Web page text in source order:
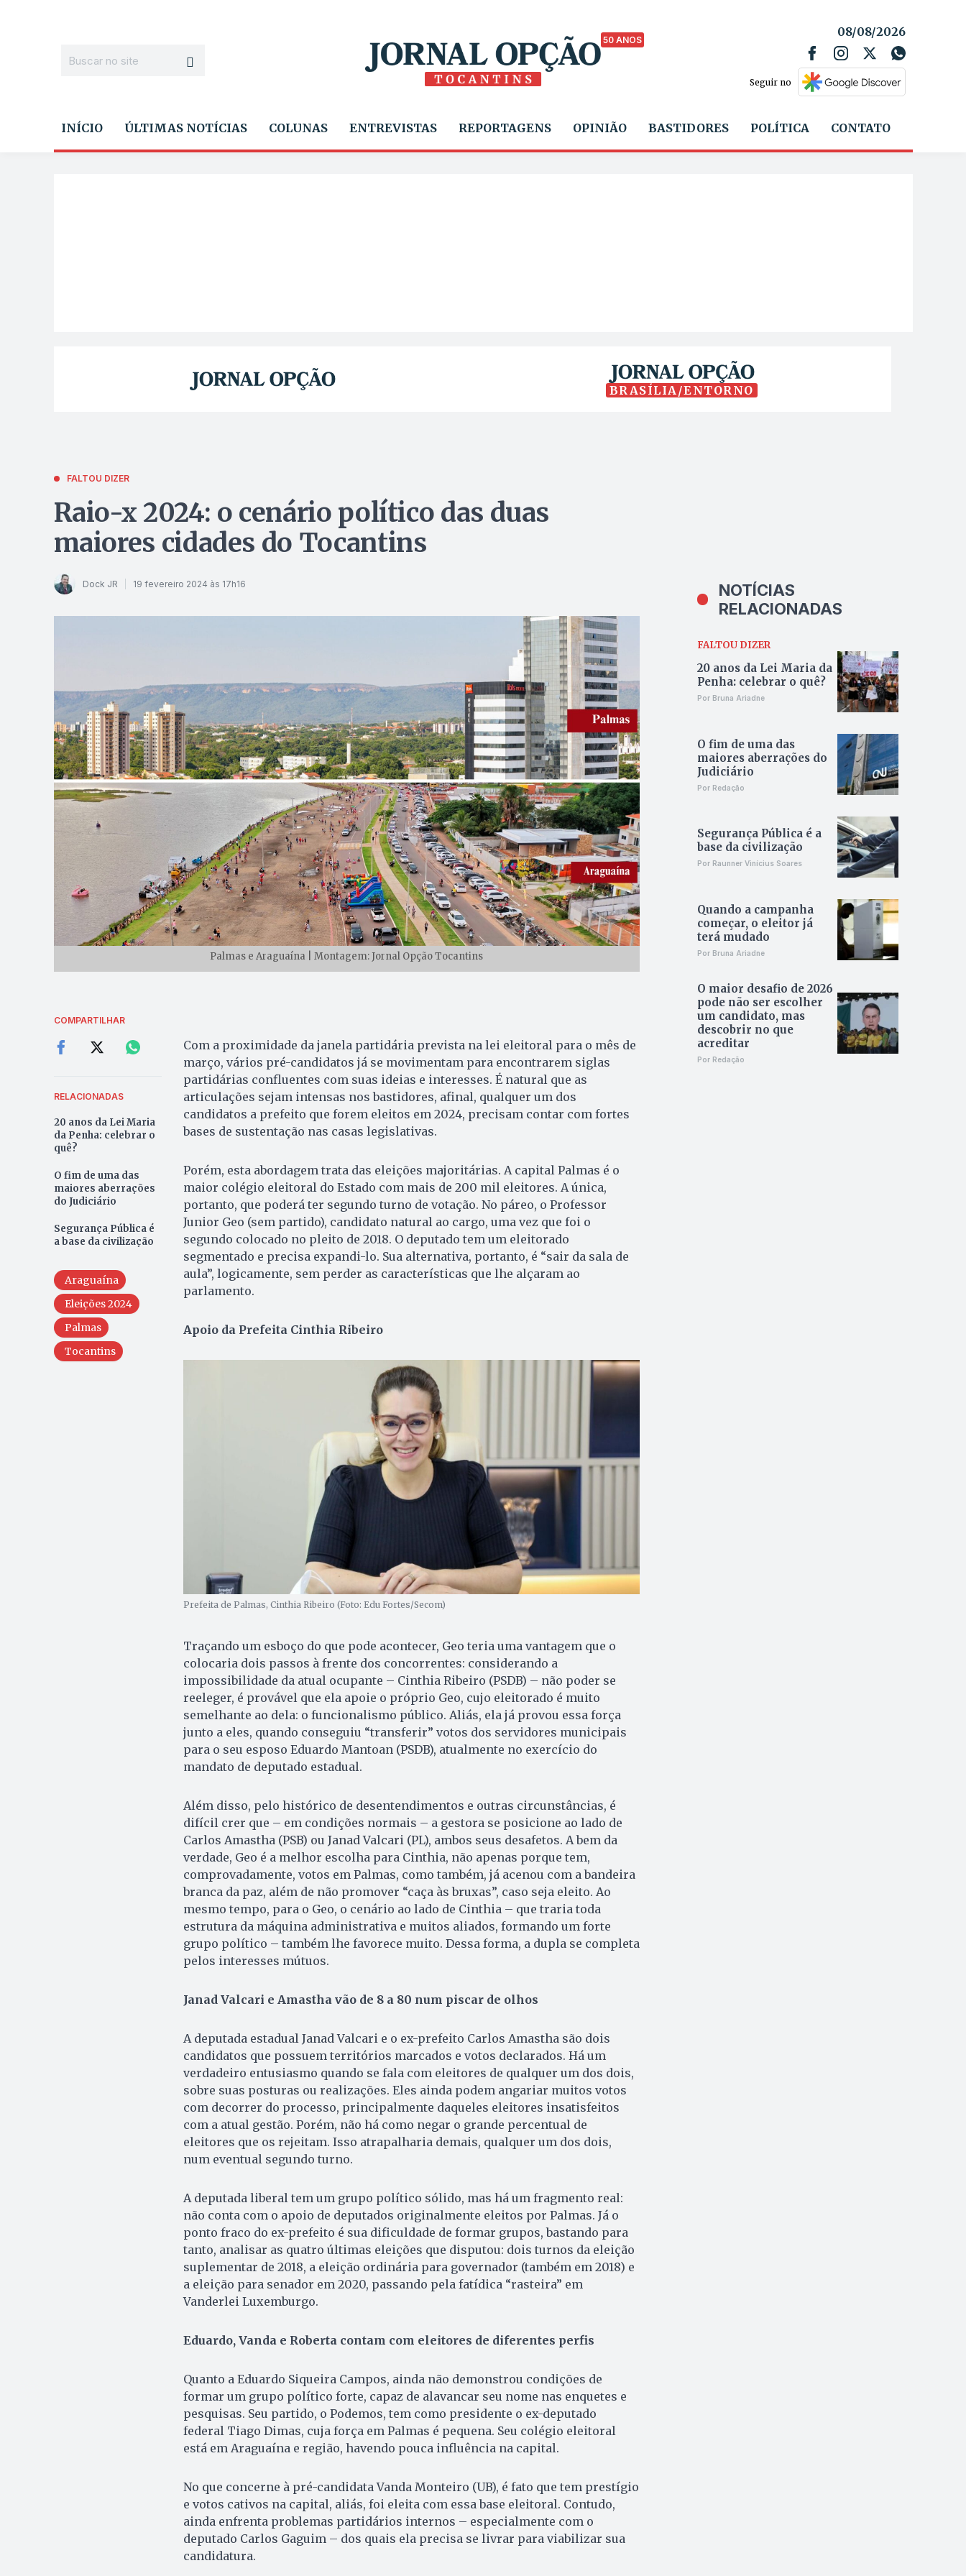
50 ANOS
08/08/2026
Seguir no
INÍCIO ÚLTIMAS NOTÍCIAS COLUNAS ENTREVISTAS REPORTAGENS OPINIÃO BASTIDORES POLÍTICA CONTATO
BRASÍLIA/ENTORNO
FALTOU DIZER
Raio-x 2024: o cenário político das duas
maiores cidades do Tocantins
Dock JR 19 fevereiro 2024 às 17h16
Palmas e Araguaína | Montagem: Jornal Opção Tocantins
COMPARTILHAR
RELACIONADAS
20 anos da Lei Maria
da Penha: celebrar o
quê?
O fim de uma das
maiores aberrações
do Judiciário
Segurança Pública é
a base da civilização
Araguaína
Eleições 2024
Palmas
Tocantins
Com a proximidade da janela partidária prevista na lei eleitoral para o mês de
março, vários pré-candidatos já se movimentam para encontrarem siglas
partidárias confluentes com suas ideias e interesses. É natural que as
articulações sejam intensas nos bastidores, afinal, qualquer um dos
candidatos a prefeito que forem eleitos em 2024, precisam contar com fortes
bases de sustentação nas casas legislativas.
Porém, esta abordagem trata das eleições majoritárias. A capital Palmas é o
maior colégio eleitoral do Estado com mais de 200 mil eleitores. A única,
portanto, que poderá ter segundo turno de votação. No páreo, o Professor
Junior Geo (sem partido), candidato natural ao cargo, uma vez que foi o
segundo colocado no pleito de 2018. O deputado tem um eleitorado
segmentado e precisa expandi-lo. Sua alternativa, portanto, é “sair da sala de
aula”, logicamente, sem perder as características que lhe alçaram ao
parlamento.
Apoio da Prefeita Cinthia Ribeiro
Prefeita de Palmas, Cinthia Ribeiro (Foto: Edu Fortes/Secom)
Traçando um esboço do que pode acontecer, Geo teria uma vantagem que o
colocaria dois passos à frente dos concorrentes: considerando a
impossibilidade da atual ocupante – Cinthia Ribeiro (PSDB) – não poder se
reeleger, é provável que ela apoie o próprio Geo, cujo eleitorado é muito
semelhante ao dela: o funcionalismo público. Aliás, ela já provou essa força
junto a eles, quando conseguiu “transferir” votos dos servidores municipais
para o seu esposo Eduardo Mantoan (PSDB), atualmente no exercício do
mandato de deputado estadual.
Além disso, pelo histórico de desentendimentos e outras circunstâncias, é
difícil crer que – em condições normais – a gestora se posicione ao lado de
Carlos Amastha (PSB) ou Janad Valcari (PL), ambos seus desafetos. A bem da
verdade, Geo é a melhor escolha para Cinthia, não apenas porque tem,
comprovadamente, votos em Palmas, como também, já acenou com a bandeira
branca da paz, além de não promover “caça às bruxas”, caso seja eleito. Ao
mesmo tempo, para o Geo, o cenário ao lado de Cinthia – que traria toda
estrutura da máquina administrativa e muitos aliados, formando um forte
grupo político – também lhe favorece muito. Dessa forma, a dupla se completa
pelos interesses mútuos.
Janad Valcari e Amastha vão de 8 a 80 num piscar de olhos
A deputada estadual Janad Valcari e o ex-prefeito Carlos Amastha são dois
candidatos que possuem territórios marcados e votos declarados. Há um
verdadeiro entusiasmo quando se fala com eleitores de qualquer um dos dois,
sobre suas posturas ou realizações. Eles ainda podem angariar muitos votos
com decorrer do processo, principalmente daqueles eleitores insatisfeitos
com a atual gestão. Porém, não há como negar o grande percentual de
eleitores que os rejeitam. Isso atrapalharia demais, qualquer um dos dois,
num eventual segundo turno.
A deputada liberal tem um grupo político sólido, mas há um fragmento real:
não conta com o apoio de deputados originalmente eleitos por Palmas. Já o
ponto fraco do ex-prefeito é sua dificuldade de formar grupos, bastando para
tanto, analisar as quatro últimas eleições que disputou: dois turnos da eleição
suplementar de 2018, a eleição ordinária para governador (também em 2018) e
a eleição para senador em 2020, passando pela fatídica “rasteira” em
Vanderlei Luxemburgo.
Eduardo, Vanda e Roberta contam com eleitores de diferentes perfis
Quanto a Eduardo Siqueira Campos, ainda não demonstrou condições de
formar um grupo político forte, capaz de alavancar seu nome nas enquetes e
pesquisas. Seu partido, o Podemos, tem como presidente o ex-deputado
federal Tiago Dimas, cuja força em Palmas é pequena. Seu colégio eleitoral
está em Araguaína e região, havendo pouca influência na capital.
No que concerne à pré-candidata Vanda Monteiro (UB), é fato que tem prestígio
e votos cativos na capital, aliás, foi eleita com essa base eleitoral. Contudo,
ainda enfrenta problemas partidários internos – especialmente com o
deputado Carlos Gaguim – dos quais ela precisa se livrar para viabilizar sua
candidatura.
NOTÍCIAS
RELACIONADAS
FALTOU DIZER
20 anos da Lei Maria da
Penha: celebrar o quê?
Por Bruna Ariadne
O fim de uma das
maiores aberrações do
Judiciário
Por Redação
Segurança Pública é a
base da civilização
Por Raunner Vinícius Soares
Quando a campanha
começar, o eleitor já
terá mudado
Por Bruna Ariadne
O maior desafio de 2026
pode não ser escolher
um candidato, mas
descobrir no que
acreditar
Por Redação